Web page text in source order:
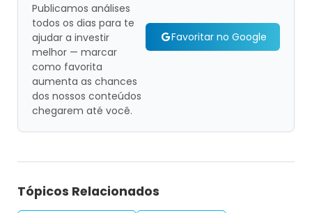
Publicamos análises
todos os dias para te
ajudar a investir
melhor — marcar
como favorita
aumenta as chances
dos nossos conteúdos
chegarem até você.
Favoritar no Google
Tópicos Relacionados